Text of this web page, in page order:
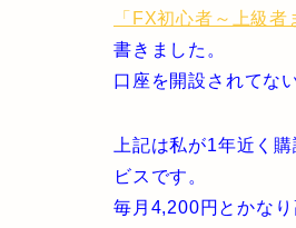
「FX初心者～上級
書きました。
口座を開設されてな
上記は私が1年近く
ビスです。
毎月4,200円とかなり